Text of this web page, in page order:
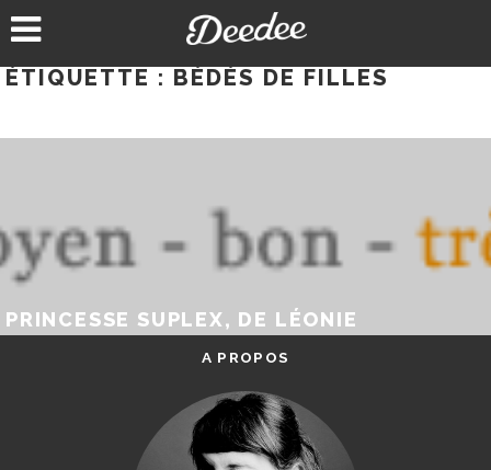
au
ÉTIQUETTE : BÉDÉS DE FILLES
PRINCESSE SUPLEX, DE LÉONIE
A PROPOS